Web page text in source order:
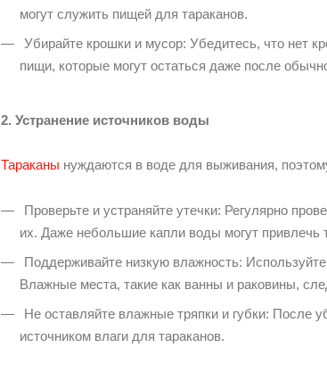
могут служить пищей для тараканов.
Убирайте крошки и мусор: Убедитесь, что нет
пищи, которые могут остаться даже после
2. Устранение источников воды
Тараканы нуждаются в воде для выживания,
Проверьте и устраняйте утечки: Регулярно
их. Даже небольшие капли воды могут привлечь
Поддерживайте низкую влажность:
Влажные места, такие как ванны и раковины,
Не оставляйте влажные тряпки и губки: После
источником влаги для тараканов.